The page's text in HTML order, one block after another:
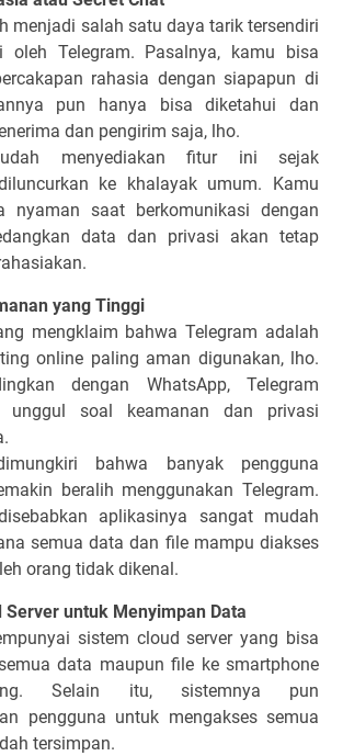
menjadi salah satu daya tarik tersendiri
oleh Telegram. Pasalnya, kamu bisa
rahasia dengan siapapun di
pun hanya bisa diketahui dan
dan pengirim saja, lho.
menyediakan fitur ini sejak
ke khalayak umum. Kamu
nyaman saat berkomunikasi dengan
data dan privasi akan tetap
yang Tinggi
mengklaim bahwa Telegram adalah
online paling aman digunakan, lho.
dengan WhatsApp, Telegram
unggul soal keamanan dan privasi
bahwa banyak pengguna
beralih menggunakan Telegram.
aplikasinya sangat mudah
semua data dan file mampu diakses
orang tidak dikenal.
Server untuk Menyimpan Data
sistem cloud server yang bisa
data maupun file ke smartphone
Selain itu, sistemnya pun
pengguna untuk mengakses semua
tersimpan.